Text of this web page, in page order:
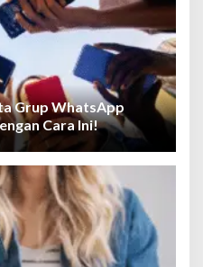
Grup WhatsApp
Cara Ini!